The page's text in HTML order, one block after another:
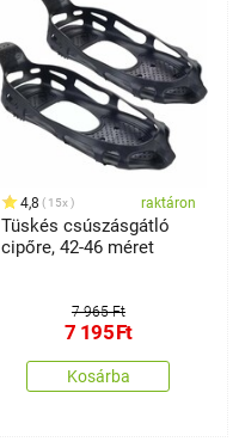
4,8 15x raktáron
Tüskés csúszásgátló
cipőre, 42-46 méret
7 965 Ft
7 195Ft
Kosárba